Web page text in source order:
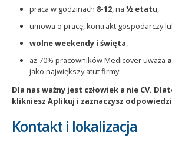
praca w godzinach 8-12 , na ½ etatu
umowa o pracę, kontrakt gospodarczy
wolne weekendy i święta
aż 70% pracowników Medicover uważa
jako największy atut firmy.
Dla nas ważny jest człowiek a nie CV.
klikniesz Aplikuj i zaznaczysz
Kontakt i lokalizacja